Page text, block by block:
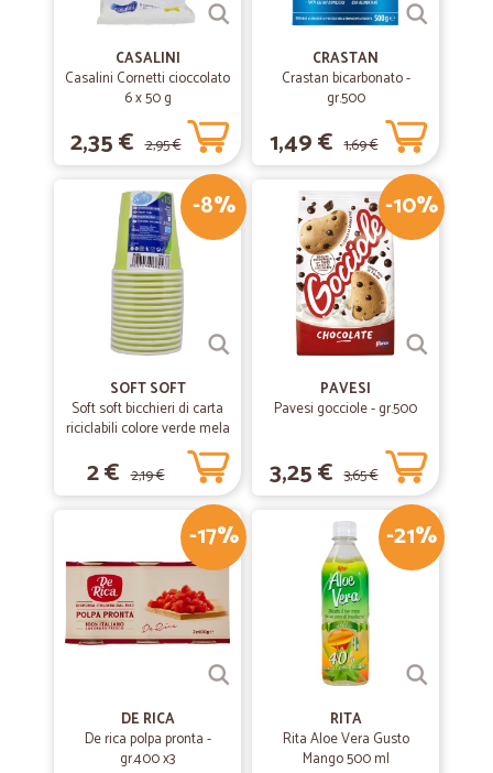
CASALINI
Casalini Cornetti cioccolato
6 x 50 g
2,35 € 2,95 €
CRASTAN
Crastan bicarbonato -
gr.500
1,49 € 1,69 €
-8%
SOFT SOFT
Soft soft bicchieri di carta
riciclabili colore verde mela
2 € 2,19 €
-10%
PAVESI
Pavesi gocciole - gr.500
3,25 € 3,65 €
-17%
DE RICA
De rica polpa pronta -
gr.400 x3
-21%
RITA
Rita Aloe Vera Gusto
Mango 500 ml